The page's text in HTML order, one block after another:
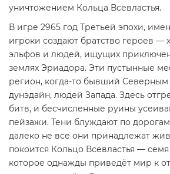
уничтожением Кольца Всевластья.
В игре 2965 год Третьей эпохи,
игроки создают братство героев —
эльфов и людей, ищущих
землях Эриадора. Эти пустынные
регион, когда-то бывший Северным
дунэдайн, людей Запада. Здесь
битв, и бесчисленные руины
пейзажи. Тени блуждают по
далеко не все они принадлежат
покоится Кольцо Все­властья —
которое однажды приведёт мир к